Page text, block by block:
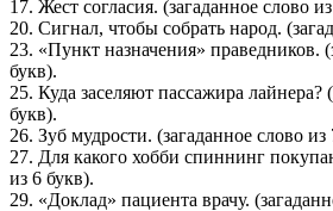
17. Жест согласия. (загаданное слово
20. Сигнал, чтобы собрать народ.
23. «Пункт назначения» праведников.
букв).
25. Куда заселяют пассажира лайнера?
букв).
26. Зуб мудрости. (загаданное слово из
27. Для какого хобби спиннинг
из 6 букв).
29. «Доклад» пациента врачу.